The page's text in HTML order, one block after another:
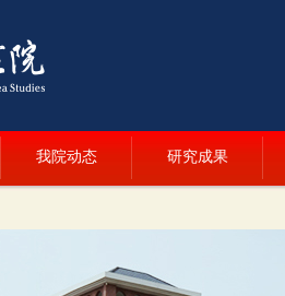
我院动态 研究成果